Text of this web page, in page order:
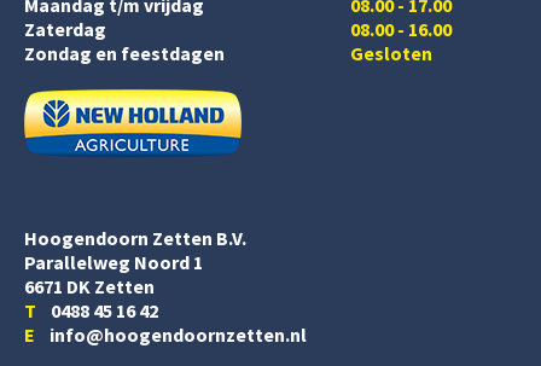
Zaterdag
08.00 - 16.00
Zondag en feestdagen
Gesloten
Hoogendoorn Zetten B.V.
Parallelweg Noord 1
6671 DK Zetten
T 0488 45 16 42
E info@hoogendoornzetten.nl